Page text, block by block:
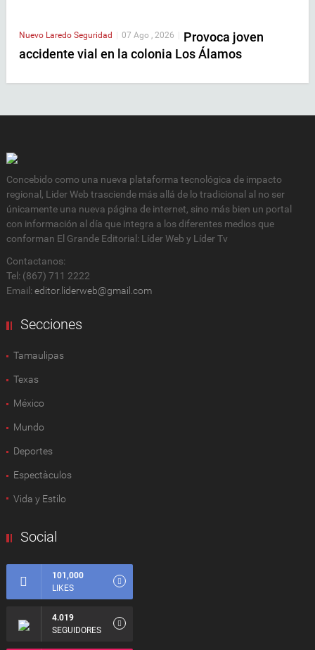
Nuevo Laredo Seguridad 07 Ago , 2026
Provoca joven
accidente vial en la colonia Los Álamos
Concebido como una nueva plataforma tecnológica de impacto
regional, Lider Web trasciende más allá de lo tradicional al no ser
únicamente una nueva página de internet, sino más bien un portal
con información al día que integra a los diferentes medios que
conforman El Grande Editorial: Líder Web y Líder Tv
Contactanos:
Tel: (867) 711 2222
Email: editor.liderweb@gmail.com
Secciones
Tamaulipas
Texas
México
Mundo
Deportes
Espectàculos
Vida y Estilo
Social
101,000
LIKES
4.019
SEGUIDORES